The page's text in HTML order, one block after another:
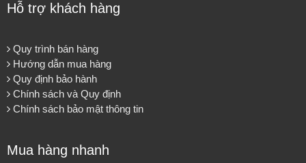
Hỗ trợ khách hàng
Quy trình bán hàng
Hướng dẫn mua hàng
Quy định bảo hành
Chính sách và Quy định
Chính sách bảo mật thông tin
Mua hàng nhanh